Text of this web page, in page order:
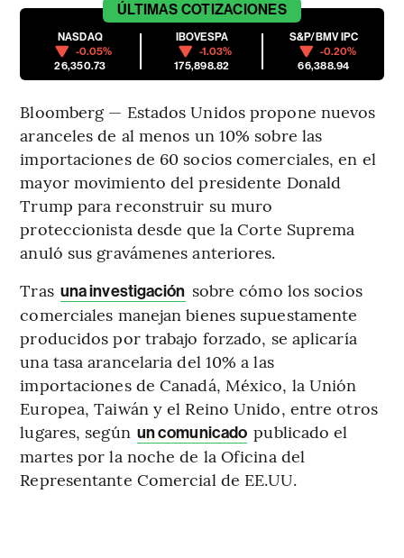
ÚLTIMAS COTIZACIONES
NASDAQ
-0.05%
26,350.73
IBOVESPA
-1.03%
175,898.82
S&P/BMV IPC
-0.20%
66,388.94
Bloomberg — Estados Unidos propone nuevos
aranceles de al menos un 10% sobre las
importaciones de 60 socios comerciales, en el
mayor movimiento del presidente Donald
Trump para reconstruir su muro
proteccionista desde que la Corte Suprema
anuló sus gravámenes anteriores.
Tras una investigación sobre cómo los socios
comerciales manejan bienes supuestamente
producidos por trabajo forzado, se aplicaría
una tasa arancelaria del 10% a las
importaciones de Canadá, México, la Unión
Europea, Taiwán y el Reino Unido, entre otros
lugares, según un comunicado publicado el
martes por la noche de la Oficina del
Representante Comercial de EE.UU.